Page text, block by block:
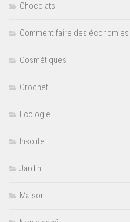
Chocolats
Comment faire des économies
Cosmétiques
Crochet
Ecologie
Insolite
Jardin
Maison